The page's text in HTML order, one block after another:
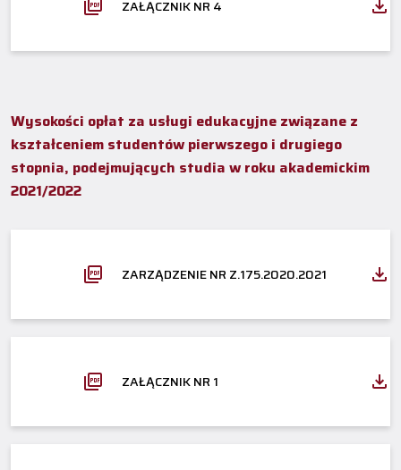
ZAŁĄCZNIK NR 4
Wysokości opłat za usługi edukacyjne związane z
kształceniem studentów pierwszego i drugiego
stopnia, podejmujących studia w roku akademickim
2021/2022
ZARZĄDZENIE NR Z.175.2020.2021
ZAŁĄCZNIK NR 1